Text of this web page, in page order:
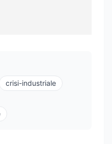
crisi-industriale